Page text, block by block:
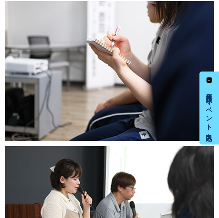
資料請求・イベント申込み